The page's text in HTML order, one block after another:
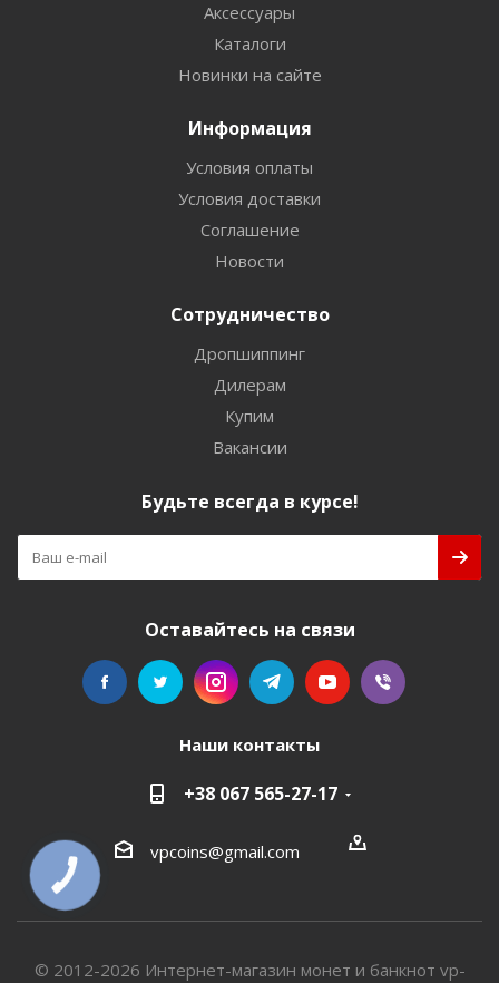
Аксессуары
Каталоги
Новинки на сайте
Информация
Условия оплаты
Условия доставки
Соглашение
Новости
Сотрудничество
Дропшиппинг
Дилерам
Купим
Вакансии
Будьте всегда в курсе!
Оставайтесь на связи
Наши контакты
+38 067 565-27-17
vpcoins@gmail.com
© 2012-2026 Интернет-магазин монет и банкнот vp-
КНОПКА
СВЯЗИ